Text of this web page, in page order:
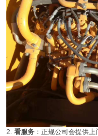
2.看服务 ：正规公司会提供